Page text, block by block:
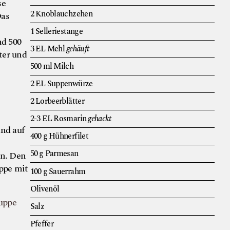
500
und
auf
Den
mit
2Knoblauchzehen
1Selleriestange
3ELMehlgehäuft
500mlMilch
2ELSuppenwürze
2Lorbeerblätter
2-3ELRosmaringehackt
400gHühnerfilet
50g Parmesan
100gSauerrahm
Olivenöl
Salz
Pfeffer